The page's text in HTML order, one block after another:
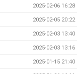
2025-02-06 16:28
2025-02-05 20:22
2025-02-03 13:40
2025-02-03 13:16
2025-01-15 21:40